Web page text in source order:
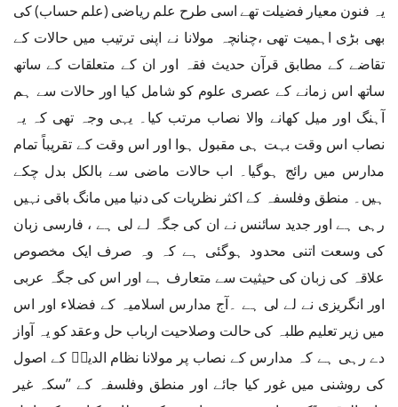
یہ فنون معیار فضیلت تھے اسی طرح علم ریاضی (علم حساب) کی
بھی بڑی اہمیت تھی ،چنانچہ مولانا نے اپنی ترتیب میں حالات کے
تقاضے کے مطابق قرآن حدیث فقہ اور ان کے متعلقات کے ساتھ
ساتھ اس زمانے کے عصری علوم کو شامل کیا اور حالات سے ہم
آہنگ اور میل کھانے والا نصاب مرتب کیا۔ یہی وجہ تھی کہ یہ
نصاب اس وقت بہت ہی مقبول ہوا اور اس وقت کے تقریباً تمام
مدارس میں رائج ہوگیا۔ اب حالات ماضی سے بالکل بدل چکے
ہیں۔ منطق وفلسفہ کے اکثر نظریات کی دنیا میں مانگ باقی نہیں
رہی ہے اور جدید سائنس نے ان کی جگہ لے لی ہے ، فارسی زبان
کی وسعت اتنی محدود ہوگئی ہے کہ وہ صرف ایک مخصوص
علاقہ کی زبان کی حیثیت سے متعارف ہے اور اس کی جگہ عربی
اور انگریزی نے لے لی ہے ۔آج مدارس اسلامیہ کے فضلاء اور اس
میں زیر تعلیم طلبہ کی حالت وصلاحیت ارباب حل وعقد کو یہ آواز
دے رہی ہے کہ مدارس کے نصاب پر مولانا نظام الدینؒ کے اصول
کی روشنی میں غور کیا جائے اور منطق وفلسفہ کے ’’سکہ غیر